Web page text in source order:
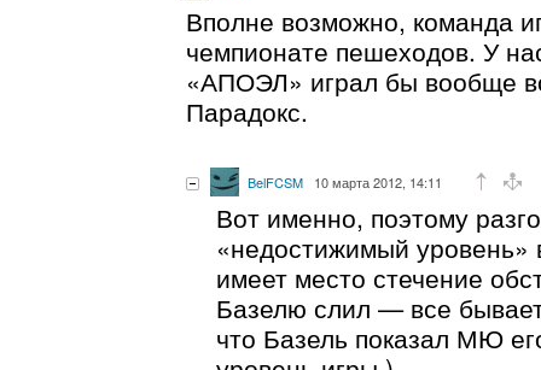
Вполне возможно, команда
чемпионате пешеходов. У
«АПОЭЛ» играл бы вообще
Парадокс.
BelFCSM 10 марта 2012, 14:11
Вот именно, поэтому
«недостижимый уровень»
имеет место стечение
Базелю слил — все
что Базель показал МЮ